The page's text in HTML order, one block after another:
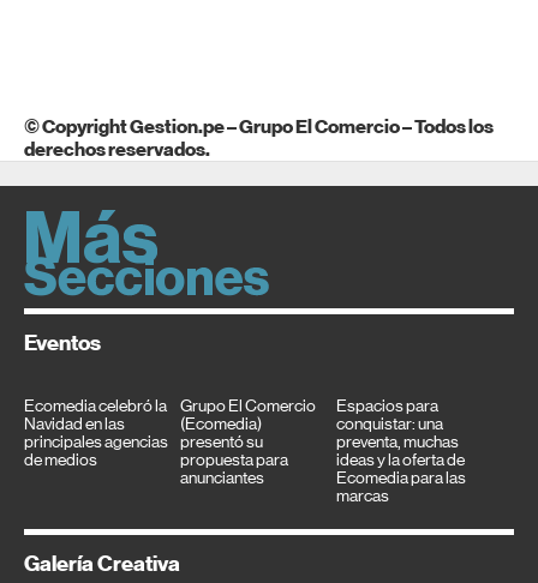
© Copyright Gestion.pe – Grupo El Comercio – Todos los
derechos reservados.
Eventos
Ecomedia celebró la
Navidad en las
principales agencias
de medios
Grupo El Comercio
(Ecomedia)
presentó su
propuesta para
anunciantes
Espacios para
conquistar: una
preventa, muchas
ideas y la oferta de
Ecomedia para las
marcas
Galería Creativa